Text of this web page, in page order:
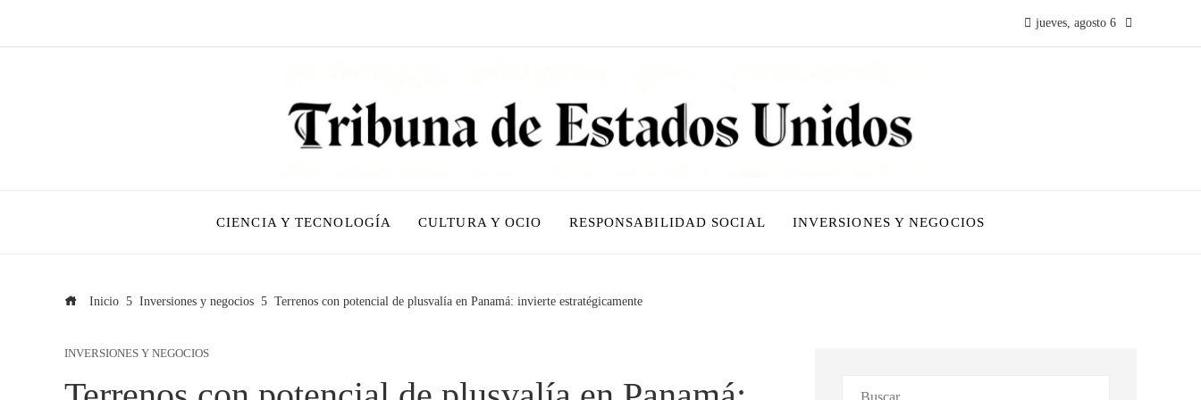
jueves, agosto 6
CIENCIA Y TECNOLOGÍA CULTURA Y OCIO RESPONSABILIDAD SOCIAL INVERSIONES Y NEGOCIOS
Inicio Inversiones y negocios Terrenos con potencial de plusvalía en Panamá: invierte estratégicamente
INVERSIONES Y NEGOCIOS